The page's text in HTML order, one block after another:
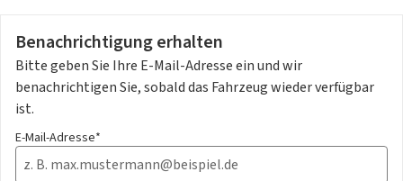
Benachrichtigung erhalten
Bitte geben Sie Ihre E-Mail-Adresse ein und wir
benachrichtigen Sie, sobald das Fahrzeug wieder verfügbar
ist.
E-Mail-Adresse*